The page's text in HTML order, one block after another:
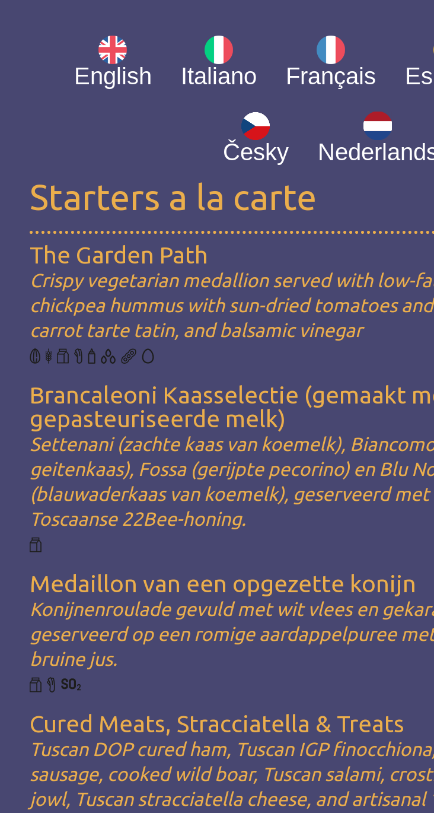
English Italiano Français
Česky
Starters a la carte
The Garden Path
Crispy vegetarian medallion served with low-
chickpea hummus with sun-dried tomatoes
carrot tarte tatin, and balsamic vinegar
Brancaleoni Kaasselectie (gemaakt
gepasteuriseerde melk)
Settenani (zachte kaas van koemelk),
geitenkaas), Fossa (gerijpte pecorino) en Blu
(blauwaderkaas van koemelk), geserveerd
Toscaanse 22Bee-honing.
Medaillon van een opgezette konijn
Konijnenroulade gevuld met wit vlees en
geserveerd op een romige aardappelpuree
bruine jus.
Cured Meats, Stracciatella & Treats
Tuscan DOP cured ham, Tuscan IGP
sausage, cooked wild boar, Tuscan salami,
jowl, Tuscan stracciatella cheese, and artisanal